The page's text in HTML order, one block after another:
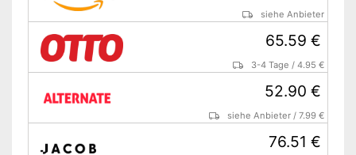
siehe Anbieter
65.59 €
3-4 Tage /4.95 €
52.90 €
siehe Anbieter /7.99 €
76.51 €